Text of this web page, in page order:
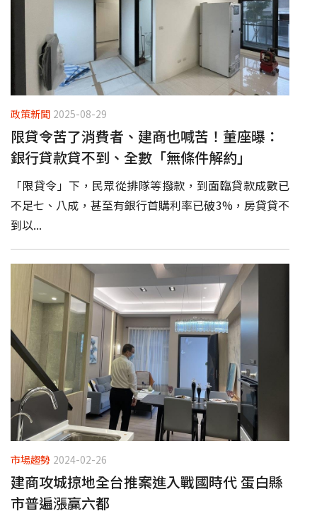
政策新聞 2025-08-29
限貸令苦了消費者、建商也喊苦！董座曝：
銀行貸款貸不到、全數「無條件解約」
「限貸令」下，民眾從排隊等撥款，到面臨貸款成數已
不足七、八成，甚至有銀行首購利率已破3%，房貸貸不
到以...
市場趨勢 2024-02-26
建商攻城掠地全台推案進入戰國時代 蛋白縣
市普遍漲贏六都